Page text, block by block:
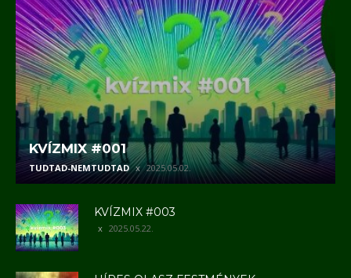
KVÍZMIX #001
TUDTAD-NEMTUDTAD 2025.05.02.
KVÍZMIX #003
2025.05.22.